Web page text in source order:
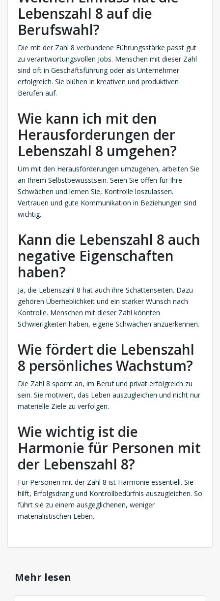
Lebenszahl 8 auf die
Berufswahl?
Die mit der Zahl 8 verbundene Führungsstärke passt gut
zu verantwortungsvollen Jobs. Menschen mit dieser Zahl
sind oft in Geschäftsführung oder als Unternehmer
erfolgreich. Sie blühen in kreativen und produktiven
Berufen auf.
Wie kann ich mit den
Herausforderungen der
Lebenszahl 8 umgehen?
Um mit den Herausforderungen umzugehen, arbeiten Sie
an Ihrem Selbstbewusstsein. Seien Sie offen für Ihre
Schwächen und lernen Sie, Kontrolle loszulassen.
Vertrauen und gute Kommunikation in Beziehungen sind
wichtig.
Kann die Lebenszahl 8 auch
negative Eigenschaften
haben?
Ja, die Lebenszahl 8 hat auch ihre Schattenseiten. Dazu
gehören Überheblichkeit und ein starker Wunsch nach
Kontrolle. Menschen mit dieser Zahl könnten
Schwierigkeiten haben, eigene Schwächen anzuerkennen.
Wie fördert die Lebenszahl
8 persönliches Wachstum?
Die Zahl 8 spornt an, im Beruf und privat erfolgreich zu
sein. Sie motiviert, das Leben auszugleichen und nicht nur
materielle Ziele zu verfolgen.
Wie wichtig ist die
Harmonie für Personen mit
der Lebenszahl 8?
Für Personen mit der Zahl 8 ist Harmonie essentiell. Sie
hilft, Erfolgsdrang und Kontrollbedürfnis auszugleichen. So
führt sie zu einem ausgeglichenen, weniger
materialistischen Leben.
Mehr lesen